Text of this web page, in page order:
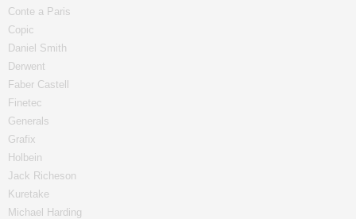
Conte a Paris
Copic
Daniel Smith
Derwent
Faber Castell
Finetec
Generals
Grafix
Holbein
Jack Richeson
Kuretake
Michael Harding